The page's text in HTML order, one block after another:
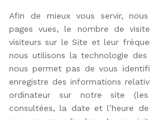
Afin de mieux vous servir,
pages vues, le nombre de
visiteurs sur le Site et leur
nous utilisons la technologie
nous permet pas de vous
enregistre des informations
ordinateur sur notre site
consultées, la date et l’heure